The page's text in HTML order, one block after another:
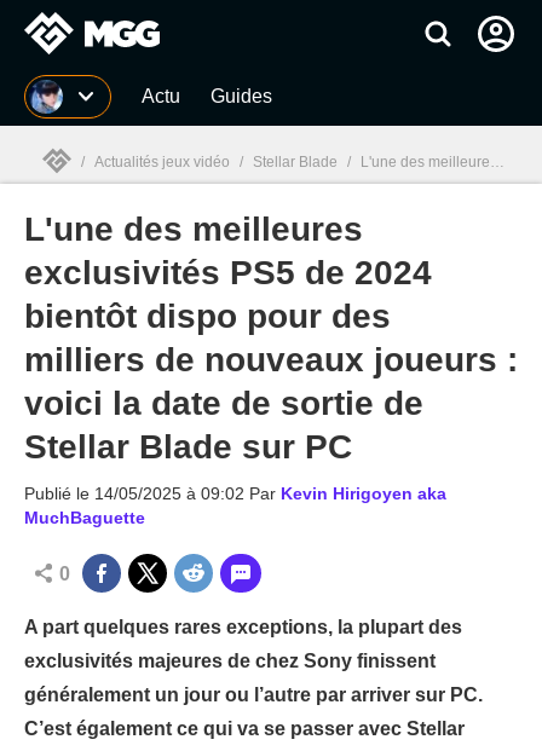
MGG Actu Guides
MGG
/ Actualités jeux vidéo / Stellar Blade / L'une des meilleures exclusivités PS5 de 2024 bientôt dispo pour des milliers de nouveaux joueurs : voici la date de sortie de Stellar Blade sur PC
L'une des meilleures
exclusivités PS5 de 2024
bientôt dispo pour des
milliers de nouveaux joueurs :
voici la date de sortie de
Stellar Blade sur PC
Publié le 14/05/2025 à 09:02 Par Kevin Hirigoyen aka
MuchBaguette
0
A part quelques rares exceptions, la plupart des
exclusivités majeures de chez Sony finissent
généralement un jour ou l’autre par arriver sur PC.
C’est également ce qui va se passer avec Stellar